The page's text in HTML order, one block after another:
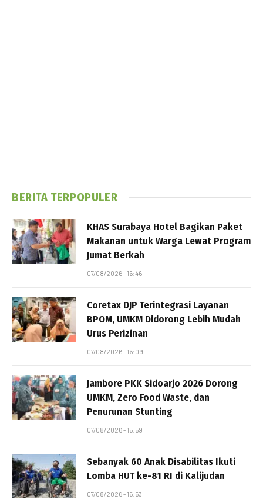
BERITA TERPOPULER
KHAS Surabaya Hotel Bagikan Paket
Makanan untuk Warga Lewat Program
Jumat Berkah
07/08/2026 - 16:46
Coretax DJP Terintegrasi Layanan
BPOM, UMKM Didorong Lebih Mudah
Urus Perizinan
07/08/2026 - 16:09
Jambore PKK Sidoarjo 2026 Dorong
UMKM, Zero Food Waste, dan
Penurunan Stunting
07/08/2026 - 15:59
Sebanyak 60 Anak Disabilitas Ikuti
Lomba HUT ke-81 RI di Kalijudan
07/08/2026 - 15:53